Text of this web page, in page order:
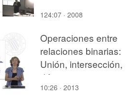
124:07 · 2008
Operaciones entre
relaciones binarias:
Unión, intersección,
diferencia,
complementario
10:26 · 2013